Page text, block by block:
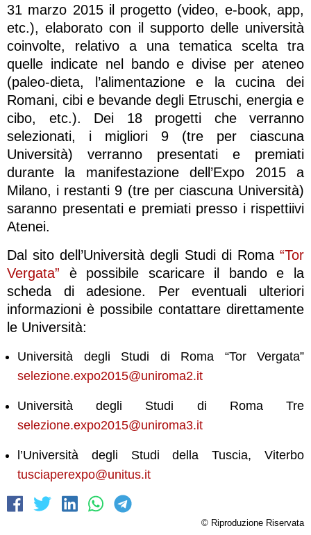
31 marzo 2015 il progetto (video, e-book, app,
etc.), elaborato con il supporto delle università
coinvolte, relativo a una tematica scelta tra
quelle indicate nel bando e divise per ateneo
(paleo-dieta, l’alimentazione e la cucina dei
Romani, cibi e bevande degli Etruschi, energia e
cibo, etc.). Dei 18 progetti che verranno
selezionati, i migliori 9 (tre per ciascuna
Università) verranno presentati e premiati
durante la manifestazione dell’Expo 2015 a
Milano, i restanti 9 (tre per ciascuna Università)
saranno presentati e premiati presso i rispettiivi
Atenei.
Dal sito dell’Università degli Studi di Roma “Tor
Vergata” è possibile scaricare il bando e la
scheda di adesione. Per eventuali ulteriori
informazioni è possibile contattare direttamente
le Università:
Università degli Studi di Roma “Tor Vergata”
selezione.expo2015@uniroma2.it
Università degli Studi di Roma Tre
selezione.expo2015@uniroma3.it
l’Università degli Studi della Tuscia, Viterbo
tusciaperexpo@unitus.it
© Riproduzione Riservata